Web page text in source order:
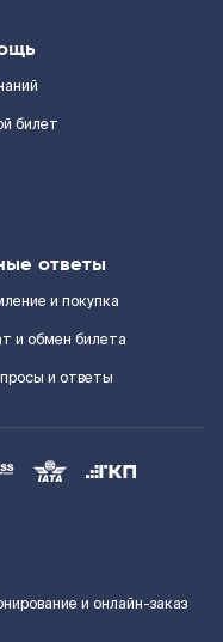
билет
ответы
и покупка
и обмен билета
и ответы
и онлайн-заказ